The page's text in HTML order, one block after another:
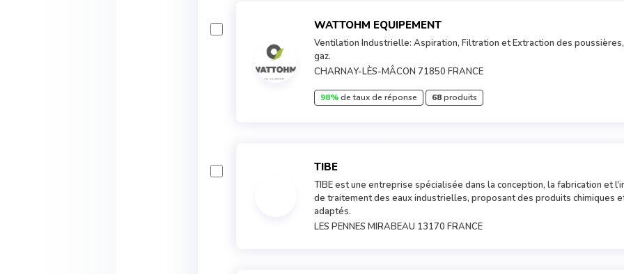
WATTOHM EQUIPEMENT
Ventilation Industrielle: Aspiration, Filtration et Extraction des
gaz.
CHARNAY-LÈS-MÂCON 71850 FRANCE
98%de taux de réponse 68produits
TIBE
TIBE est une entreprise spécialisée dans la conception, la fabrication et
de traitement des eaux industrielles, proposant des produits chimiques
adaptés.
LES PENNES MIRABEAU 13170 FRANCE